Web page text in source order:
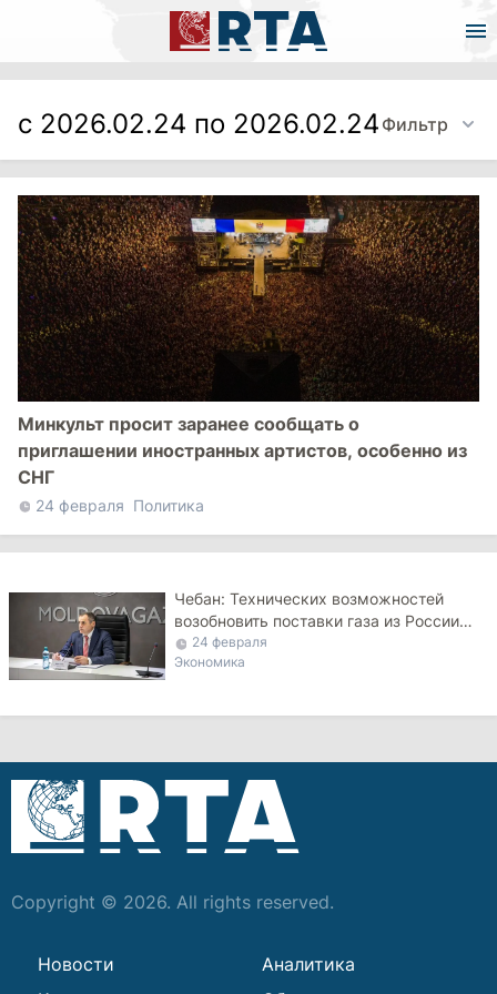
с 2026.02.24 по 2026.02.24 Фильтр
Минкульт просит заранее сообщать о
приглашении иностранных артистов, особенно из
СНГ
24 февраля Политика
Чебан: Технических возможностей
возобновить поставки газа из России
сейчас нет
24 февраля
Экономика
Copyright © 2026. All rights reserved.
Новости
Аналитика